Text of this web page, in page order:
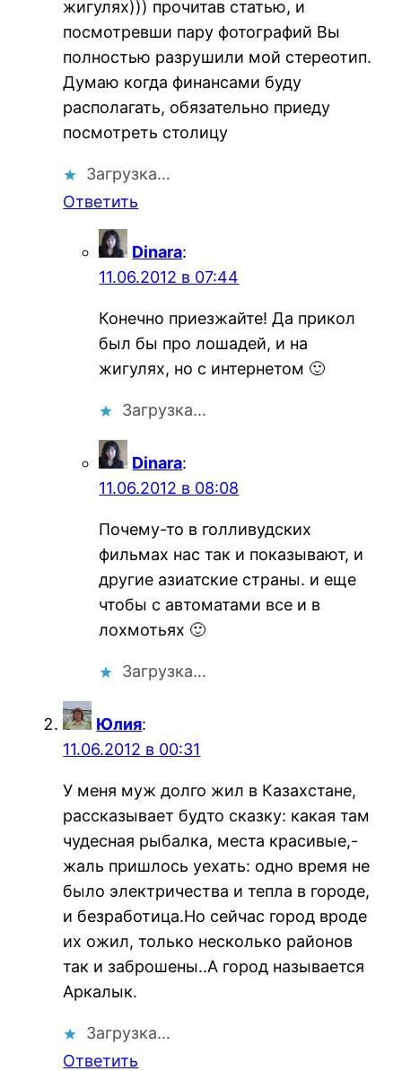
жигулях))) прочитав статью, и
посмотревши пару фотографий Вы
полностью разрушили мой стереотип.
Думаю когда финансами буду
располагать, обязательно приеду
посмотреть столицу
Загрузка…
Ответить
Dinara:
11.06.2012 в 07:44
Конечно приезжайте! Да прикол
был бы про лошадей, и на
жигулях, но с интернетом 🙂
Загрузка…
Dinara:
11.06.2012 в 08:08
Почему-то в голливудских
фильмах нас так и показывают, и
другие азиатские страны. и еще
чтобы с автоматами все и в
лохмотьях 🙂
Загрузка…
Юлия:
11.06.2012 в 00:31
У меня муж долго жил в Казахстане,
рассказывает будто сказку: какая там
чудесная рыбалка, места красивые,-
жаль пришлось уехать: одно время не
было электричества и тепла в городе,
и безработица.Но сейчас город вроде
их ожил, только несколько районов
так и заброшены..А город называется
Аркалык.
Загрузка…
Ответить